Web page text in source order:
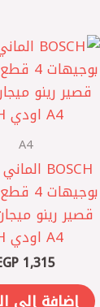
A4
A4 اودي H*
1,315
إضافة إلى